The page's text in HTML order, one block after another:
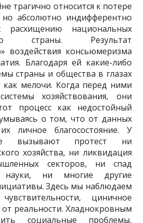
трагично относится к потере
но абсолютно индифферентно
национальных
страны. Результат
воздействия консьюмеризма
Благодаря ей какие-либо
страны и общества в глазах
мелочи. Когда перед ними
хозяйствования, они
процесс как недостойный
о том, что от данных
личное благосостояние. У
вызывают протест ни
хозяйства, ни ликвидация
секторов, ни спад
науки, ни многие другие
Здесь мы наблюдаем
циничное
реальности. Хладнокровным
социальные проблемы,